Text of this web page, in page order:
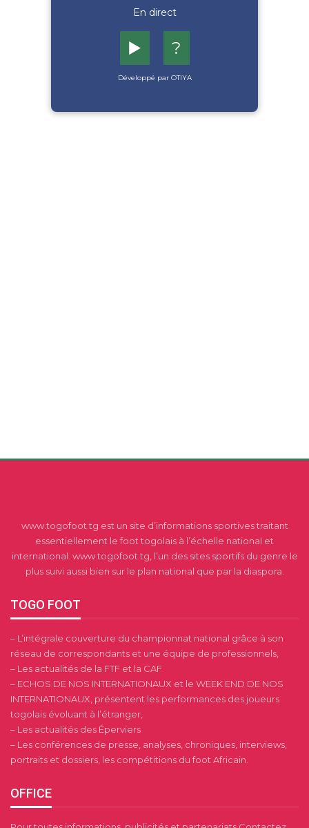
En direct
▶️ ?
Développé par OTIYA
www.togofoot.tg est un site d’informations sportives traitant
essentiellement le foot togolais à l’échelle national et
international. www.togofoot.tg, l’un des sites sportifs du genre le
plus suivi aussi bien sur le plan national que par la diaspora.
TOGO FOOT
– L’intégrale couverture du championnat national grâce à son
réseau de correspondants et une équipe de professionnels,
– Les actualités de la FTF et la CAF
– ECHOS DE NOS INTERNATIONAUX et le WEEK END DE NOS
INTERNATIONAUX, présentent les performances des joueurs
togolais évoluant à l’étranger,
– Les actualités des Éperviers
– Les conférences de presse, analyses, chroniques, interviews,
portraits et dossiers, les compétitions du foot Africain.
OFFICE